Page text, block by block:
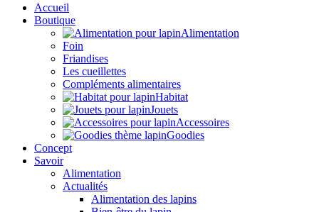
Accueil
Boutique
Alimentation
Foin
Friandises
Les cueillettes
Compléments alimentaires
Habitat
Jouets
Accessoires
Goodies
Concept
Savoir
Alimentation
Actualités
Alimentation des lapins